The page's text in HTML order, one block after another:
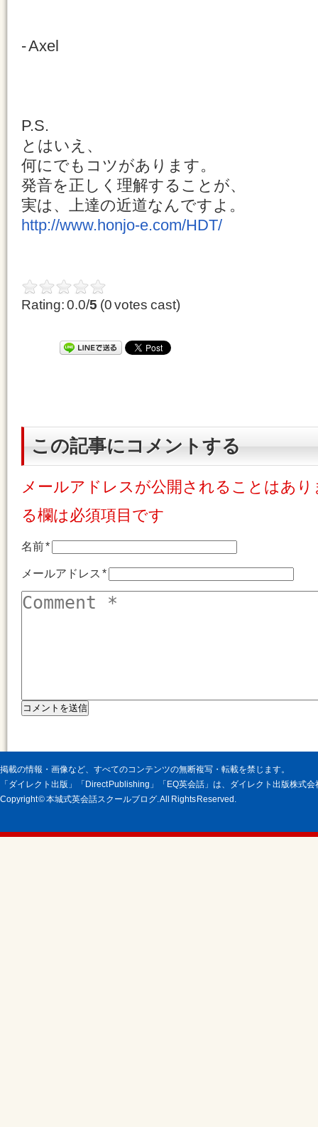
- Axel
P.S.
とはいえ、
何にでもコツがあります。
発音を正しく理解することが、
実は、上達の近道なんですよ。
http://www.honjo-e.com/HDT/
Rating: 0.0/5 (0 votes cast)
この記事にコメントする
メールアドレスが公開されることはあ
る欄は必須項目です
名前*
メールアドレス*
掲載の情報・画像など、すべてのコンテンツの無断複写・転載を禁じます。
「ダイレクト出版」「Direct Publishing」「EQ英会話」は、ダイレクト出版株式
Copyright © 本城式英会話スクールブログ. All Rights Reserved.